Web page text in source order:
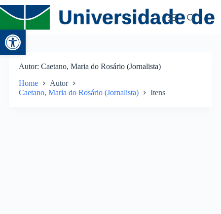
Abrir a barra de ferramentas
Autor Caetano, Maria do Rosário (Jornalista)
Home
Autor
Caetano, Maria do Rosário (Jornalista)
Itens